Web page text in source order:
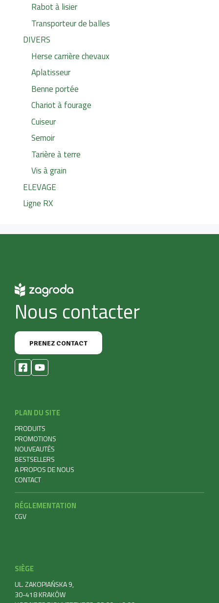
Rabot à lisier
Transporteur de balles
DIVERS
Herse carrière chevaux
Aplatisseur
Benne portée
Chariot à fourage
Cuiseur
Semoir
Tarière à terre
Vis à grain
ELEVAGE
Ligne RX
Nous contacter
PRENEZ CONTACT
PLAN DU SITE
PRODUITS
PROMOTIONS
NOUVEAUTÉS
BESTSELLERS
A PROPOS DE NOUS
CONTACT
RÉGLEMENTATION
CGV
SIÈGE
UL. ZAKOPIAŃSKA 9,
30-418 KRAKÓW